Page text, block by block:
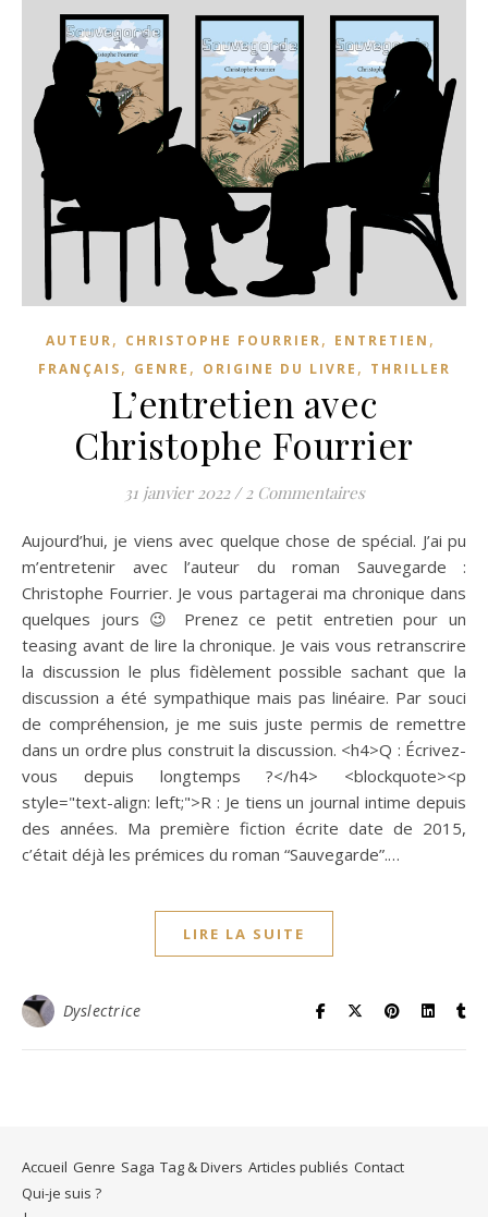
AUTEUR, CHRISTOPHE FOURRIER, ENTRETIEN ,
FRANÇAIS, GENRE , ORIGINE DU LIVRE , THRILLER
L’entretien avec
Christophe Fourrier
31 janvier 2022 / 2 Commentaires
Aujourd’hui, je viens avec quelque chose de spécial. J’ai pu
m’entretenir avec l’auteur du roman Sauvegarde :
Christophe Fourrier. Je vous partagerai ma chronique dans
quelques jours 😉 Prenez ce petit entretien pour un
teasing avant de lire la chronique. Je vais vous retranscrire
la discussion le plus fidèlement possible sachant que la
discussion a été sympathique mais pas linéaire. Par souci
de compréhension, je me suis juste permis de remettre
dans un ordre plus construit la discussion. <h4>Q : Écrivez-
vous depuis longtemps ?</h4> <blockquote><p
style="text-align: left;">R : Je tiens un journal intime depuis
des années. Ma première fiction écrite date de 2015,
c’était déjà les prémices du roman “Sauvegarde”.…
LIRE LA SUITE
Dyslectrice
Accueil Genre Saga Tag & Divers Articles publiés Contact
Qui-je suis ?